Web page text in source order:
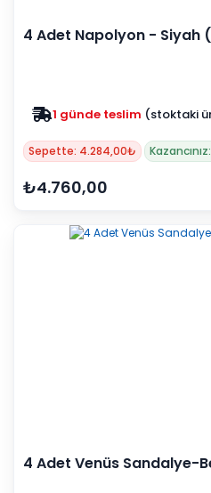
4 Adet Napolyon - Siyah
Zam yok 2025 fiyatları
Sepette: 4.284,00₺
₺4.760,00
4 Adet Venüs Sandalye-